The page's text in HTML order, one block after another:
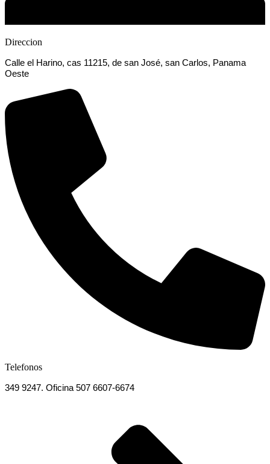
Direccion
Calle el Harino, cas 11215, de san José, san Carlos, Panama
Oeste
Telefonos
349 9247. Oficina 507 6607-6674